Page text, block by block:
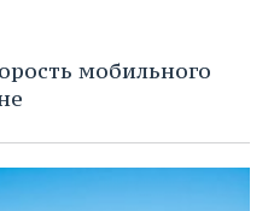
мобильного